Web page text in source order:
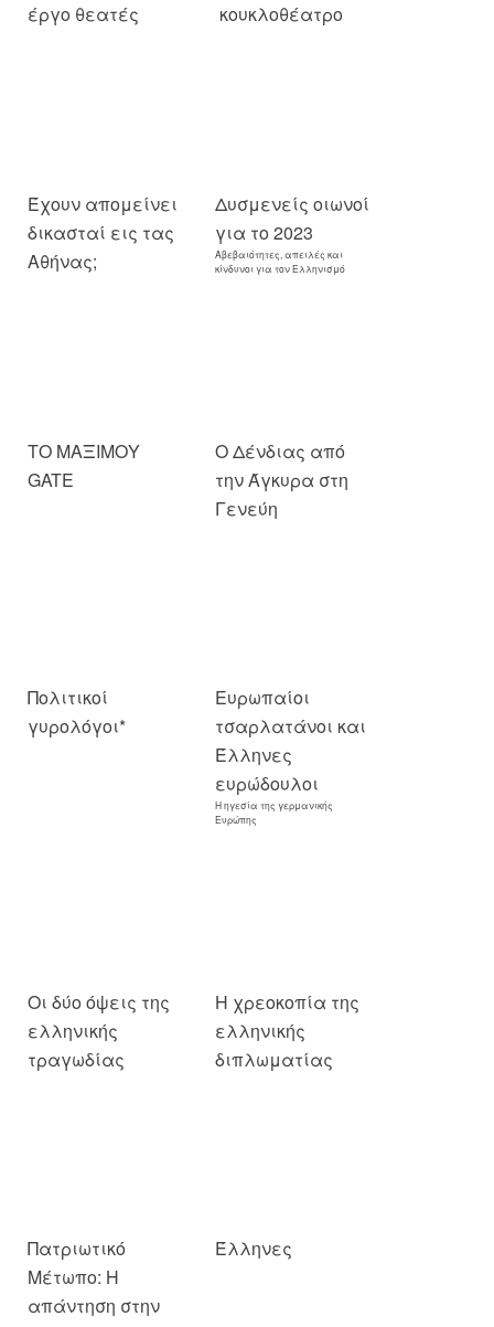
έργο θεατές
κουκλοθέατρο
Έχουν απομείνει
δικασταί εις τας
Αθήνας;
Δυσμενείς οιωνοί
για το 2023
Αβεβαιότητες, απειλές και
κίνδυνοι για τον Ελληνισμό
ΤΟ ΜΑΞΙΜΟΥ
GATE
Ο Δένδιας από
την Άγκυρα στη
Γενεύη
Πολιτικοί
γυρολόγοι*
Ευρωπαίοι
τσαρλατάνοι και
Έλληνες
ευρώδουλοι
Η ηγεσία της γερμανικής
Ευρώπης
Οι δύο όψεις της
ελληνικής
τραγωδίας
Η χρεοκοπία της
ελληνικής
διπλωματίας
Πατριωτικό
Μέτωπο: Η
απάντηση στην
Έλληνες